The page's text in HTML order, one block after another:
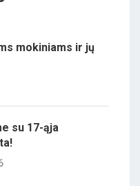
mokiniams ir jų
su 17-ąja